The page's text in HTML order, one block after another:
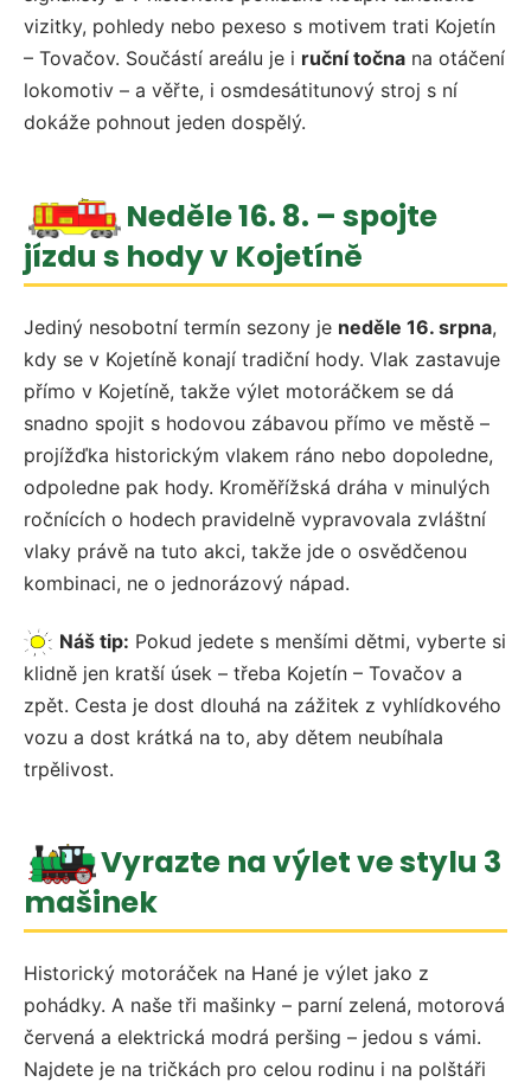
vizitky, pohledy nebo pexeso s motivem trati Kojetín
– Tovačov. Součástí areálu je i ruční točna na otáčení
lokomotiv – a věřte, i osmdesátitunový stroj s ní
dokáže pohnout jeden dospělý.
Neděle 16. 8. – spojte
jízdu s hody v Kojetíně
Jediný nesobotní termín sezony je neděle 16. srpna,
kdy se v Kojetíně konají tradiční hody. Vlak zastavuje
přímo v Kojetíně, takže výlet motoráčkem se dá
snadno spojit s hodovou zábavou přímo ve městě –
projížďka historickým vlakem ráno nebo dopoledne,
odpoledne pak hody. Kroměřížská dráha v minulých
ročnících o hodech pravidelně vypravovala zvláštní
vlaky právě na tuto akci, takže jde o osvědčenou
kombinaci, ne o jednorázový nápad.
Náš tip: Pokud jedete s menšími dětmi, vyberte si
klidně jen kratší úsek – třeba Kojetín – Tovačov a
zpět. Cesta je dost dlouhá na zážitek z vyhlídkového
vozu a dost krátká na to, aby dětem neubíhala
trpělivost.
Vyrazte na výlet ve stylu 3
mašinek
Historický motoráček na Hané je výlet jako z
pohádky. A naše tři mašinky – parní zelená, motorová
červená a elektrická modrá peršing – jedou s vámi.
Najdete je na tričkách pro celou rodinu i na polštáři